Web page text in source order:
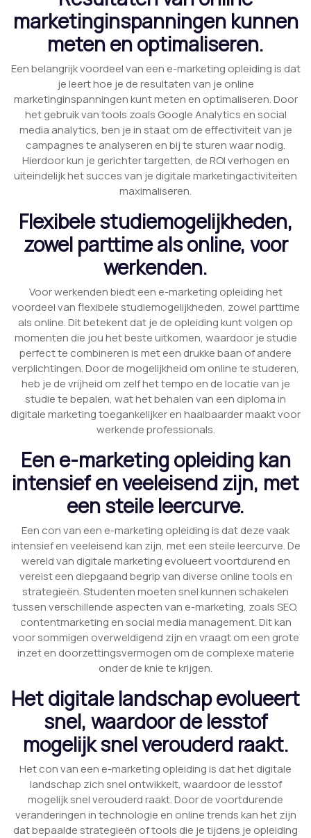
marketinginspanningen kunnen
meten en optimaliseren.
Een belangrijk voordeel van een e-marketing opleiding is dat
je leert hoe je de resultaten van je online
marketinginspanningen kunt meten en optimaliseren. Door
het gebruik van tools zoals Google Analytics en social
media analytics, ben je in staat om de effectiviteit van je
campagnes te analyseren en bij te sturen waar nodig.
Hierdoor kun je gerichter targetten, de ROI verhogen en
uiteindelijk het succes van je digitale marketingactiviteiten
maximaliseren.
Flexibele studiemogelijkheden,
zowel parttime als online, voor
werkenden.
Voor werkenden biedt een e-marketing opleiding het
voordeel van flexibele studiemogelijkheden, zowel parttime
als online. Dit betekent dat je de opleiding kunt volgen op
momenten die jou het beste uitkomen, waardoor je studie
perfect te combineren is met een drukke baan of andere
verplichtingen. Door de mogelijkheid om online te studeren,
heb je de vrijheid om zelf het tempo en de locatie van je
studie te bepalen, wat het behalen van een diploma in
digitale marketing toegankelijker en haalbaarder maakt voor
werkende professionals.
Een e-marketing opleiding kan
intensief en veeleisend zijn, met
een steile leercurve.
Een con van een e-marketing opleiding is dat deze vaak
intensief en veeleisend kan zijn, met een steile leercurve. De
wereld van digitale marketing evolueert voortdurend en
vereist een diepgaand begrip van diverse online tools en
strategieën. Studenten moeten snel kunnen schakelen
tussen verschillende aspecten van e-marketing, zoals SEO,
contentmarketing en social media management. Dit kan
voor sommigen overweldigend zijn en vraagt om een grote
inzet en doorzettingsvermogen om de complexe materie
onder de knie te krijgen.
Het digitale landschap evolueert
snel, waardoor de lesstof
mogelijk snel verouderd raakt.
Het con van een e-marketing opleiding is dat het digitale
landschap zich snel ontwikkelt, waardoor de lesstof
mogelijk snel verouderd raakt. Door de voortdurende
veranderingen in technologie en online trends kan het zijn
dat bepaalde strategieën of tools die je tijdens je opleiding